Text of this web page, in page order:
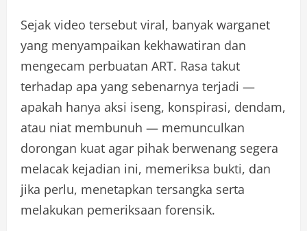
Sejak video tersebut viral, banyak warganet
yang menyampaikan kekhawatiran dan
mengecam perbuatan ART. Rasa takut
terhadap apa yang sebenarnya terjadi —
apakah hanya aksi iseng, konspirasi, dendam,
atau niat membunuh — memunculkan
dorongan kuat agar pihak berwenang segera
melacak kejadian ini, memeriksa bukti, dan
jika perlu, menetapkan tersangka serta
melakukan pemeriksaan forensik.